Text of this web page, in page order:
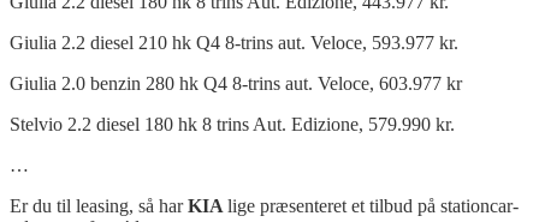
Giulia 2.2 diesel 210 hk Q4 8-trins aut. Veloce, 593.977 kr.
Giulia 2.0 benzin 280 hk Q4 8-trins aut. Veloce, 603.977 kr
Stelvio 2.2 diesel 180 hk 8 trins Aut. Edizione, 579.990 kr.
…
Er du til leasing, så harKIA lige præsenteret et tilbud på stationcar-